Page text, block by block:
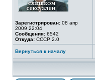
Зарегистрирован: 08 апр
2009 22:04
Сообщения: 6542
Откуда: СССР 2.0
Вернуться к началу